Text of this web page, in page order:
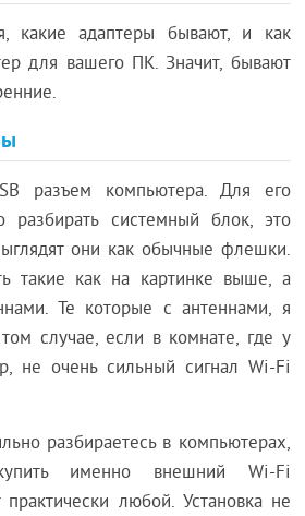
какие адаптеры бывают, и как
для вашего ПК. Значит, бывают
разъем компьютера. Для его
разбирать системный блок, это
они как обычные флешки.
такие как на картинке выше, а
Те которые с антеннами, я
случае, если в комнате, где у
не очень сильный сигнал Wi-Fi
разбираетесь в компьютерах,
именно внешний Wi-Fi
любой. Установка не